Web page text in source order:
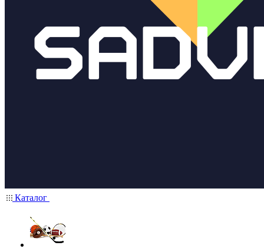
Каталог